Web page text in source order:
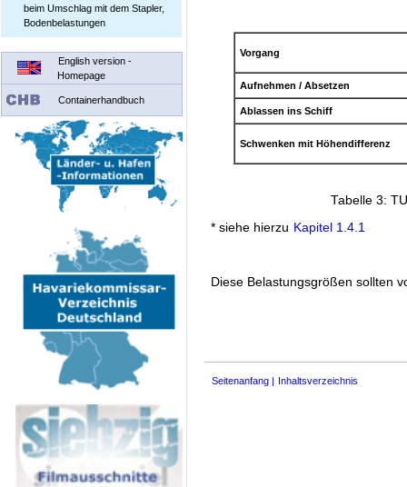
beim Umschlag mit dem Stapler,
Bodenbelastungen
English version -
Homepage
Containerhandbuch
Vorgang
Aufnehmen / Absetzen
Ablassen ins Schiff
Schwenken mit Höhendifferenz
Tabelle 3:
* siehe hierzu Kapitel 1.4.1
Diese Belastungsgrößen sollten
Seitenanfang Inhaltsverzeichnis